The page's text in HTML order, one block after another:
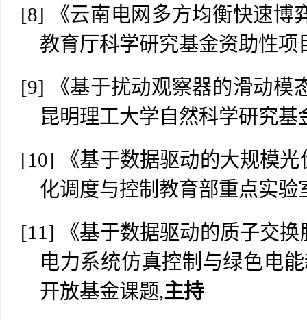
[8]
《云南电网多方均衡快速
教育厅科学研究基金资助性项
[9]
《基于扰动观察器的滑动
昆明理工大学自然科学研究
[10]
《基于数据驱动的大规模
化调度与控制教育部重点实
[11]
《基于数据驱动的质子交
电力系统仿真控制与绿色电
开放基金课题,主持